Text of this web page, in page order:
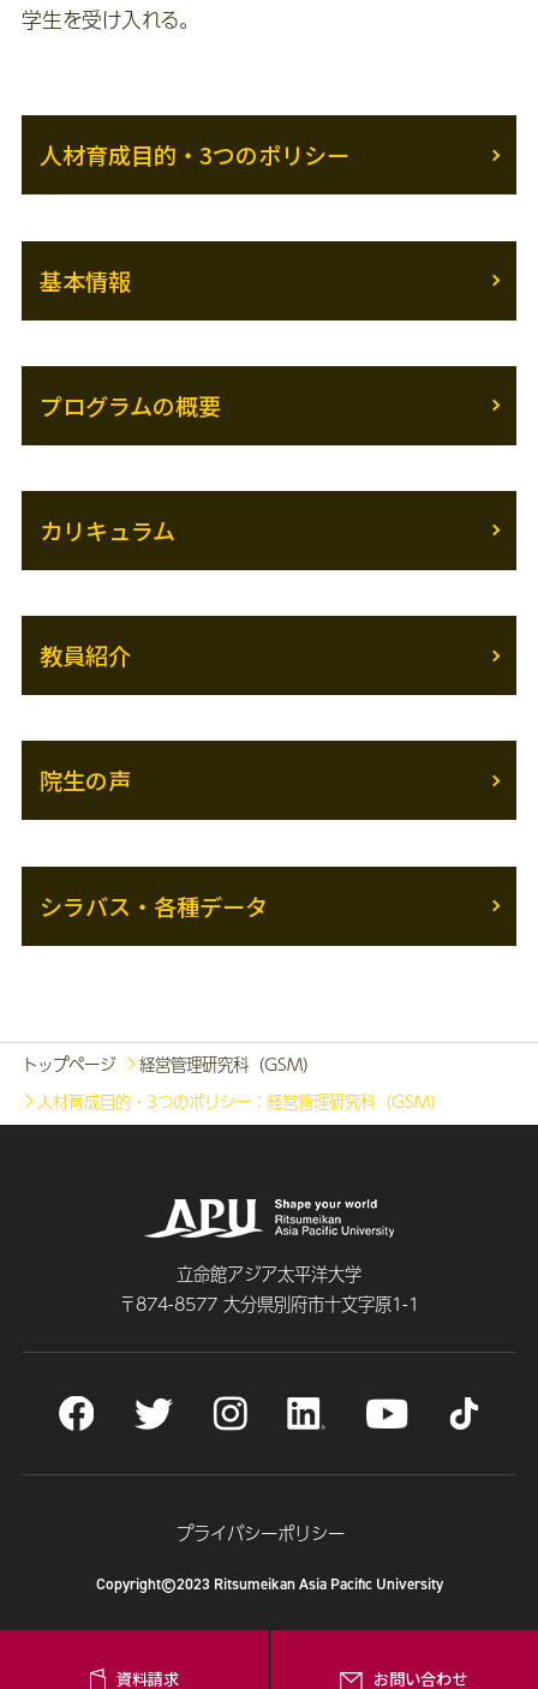
学生を受け入れる。
人材育成目的・3つのポリシー
基本情報
プログラムの概要
カリキュラム
教員紹介
院生の声
シラバス・各種データ
トップページ
経営管理研究科（GSM）
人材育成目的・3つのポリシー：経営管理研究科（GSM）
資料請求 お問い合わせ
立命館アジア太平洋大学
〒874-8577 大分県別府市十文字原1-1
プライバシーポリシー
Copyright©2023 Ritsumeikan Asia Pacific University